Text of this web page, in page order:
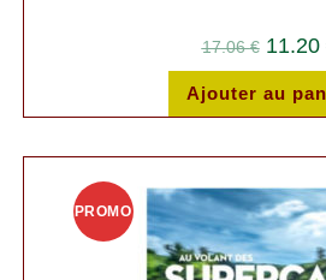
17.06€ 11.20
Ajouter au
PROMO